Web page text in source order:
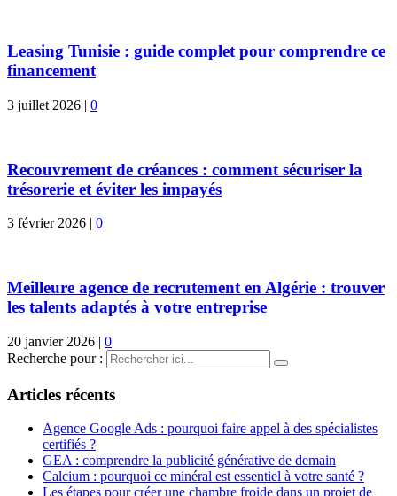
Leasing Tunisie : guide complet pour comprendre ce
financement
3 juillet 2026 | 0
Recouvrement de créances : comment sécuriser la
trésorerie et éviter les impayés
3 février 2026 | 0
Meilleure agence de recrutement en Algérie : trouver
les talents adaptés à votre entreprise
20 janvier 2026 | 0
Recherche pour :
Articles récents
Agence Google Ads : pourquoi faire appel à des spécialistes
certifiés ?
GEA : comprendre la publicité générative de demain
Calcium : pourquoi ce minéral est essentiel à votre santé ?
Les étapes pour créer une chambre froide dans un projet de